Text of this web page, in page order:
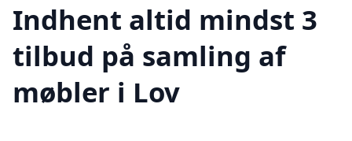
Indhent altid mindst 3
tilbud på samling af
møbler i Lov